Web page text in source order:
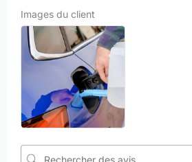
Images du client